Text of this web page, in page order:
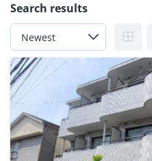
Search results